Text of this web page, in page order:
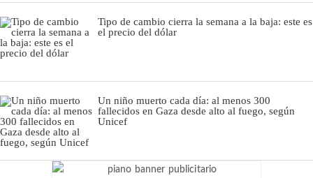
Tipo de cambio cierra la semana a la baja: este es
el precio del dólar
Un niño muerto cada día: al menos 300
fallecidos en Gaza desde alto al fuego, según
Unicef